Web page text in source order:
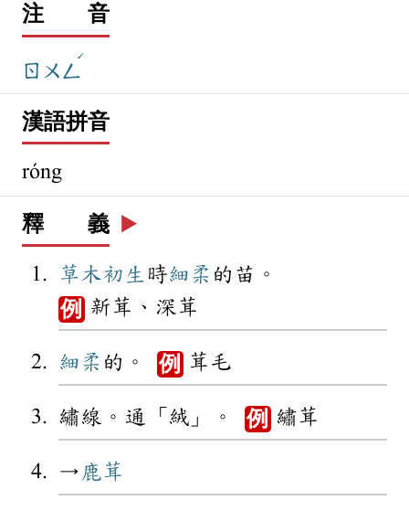
注 音
ㄖㄨㄥ
ˊ
漢語拼音
róng
釋 義 ▶️
草木初生 時細柔 的苗。
例 新茸、深茸
細柔 的。 例 茸毛
繡線。通「絨」。 例 繡茸
→ 鹿茸